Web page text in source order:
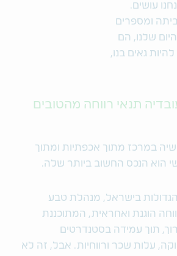
עושים.
ומספרים
שלנו, הם
גאים בנו,
תנאי רווחה מהטובים
במרכז מתוך אכפתיות ומתוך
הוא הנכס החשוב ביותר שלה.
בישראל, מנהלת טבע
הוגנת ואחראית, המתוכננת
תוך עמידה בסטנדרטים
עלות שכר ורווחיות. אבל, זה לא